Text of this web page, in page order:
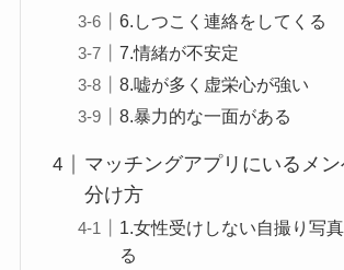
6.しつこく連絡をしてくる
7.情緒が不安定
8.嘘が多く虚栄心が強い
8.暴力的な一面がある
マッチングアプリにいるメ
分け方
1.女性受けしない自撮り写
る